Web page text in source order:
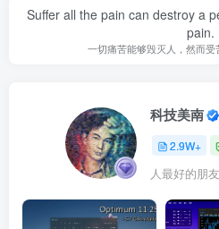
Suffer all the pain can destroy a
pain.
一切痛苦能够毁灭人，然而
科技美南
2.9W+
人最好的朋